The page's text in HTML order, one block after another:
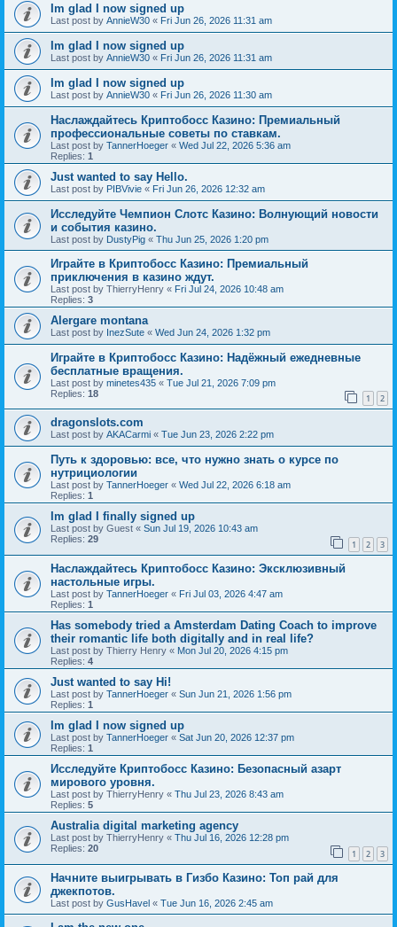
Im glad I now signed up
Last post by AnnieW30 « Fri Jun 26, 2026 11:31 am
Im glad I now signed up
Last post by AnnieW30 « Fri Jun 26, 2026 11:31 am
Im glad I now signed up
Last post by AnnieW30 « Fri Jun 26, 2026 11:30 am
Наслаждайтесь Криптобосс Казино: Премиальный
профессиональные советы по ставкам.
Last post by TannerHoeger « Wed Jul 22, 2026 5:36 am
Replies: 1
Just wanted to say Hello.
Last post by PIBVivie « Fri Jun 26, 2026 12:32 am
Исследуйте Чемпион Слотс Казино: Волнующий новости
и события казино.
Last post by DustyPig « Thu Jun 25, 2026 1:20 pm
Играйте в Криптобосс Казино: Премиальный
приключения в казино ждут.
Last post by ThierryHenry « Fri Jul 24, 2026 10:48 am
Replies: 3
Alergare montana
Last post by InezSute « Wed Jun 24, 2026 1:32 pm
Играйте в Криптобосс Казино: Надёжный ежедневные
бесплатные вращения.
Last post by minetes435 « Tue Jul 21, 2026 7:09 pm
Replies: 18 1 2
dragonslots.com
Last post by AKACarmi « Tue Jun 23, 2026 2:22 pm
Путь к здоровью: все, что нужно знать о курсе по
нутрициологии
Last post by TannerHoeger « Wed Jul 22, 2026 6:18 am
Replies: 1
Im glad I finally signed up
Last post by Guest « Sun Jul 19, 2026 10:43 am
Replies: 29 1 2 3
Наслаждайтесь Криптобосс Казино: Эксклюзивный
настольные игры.
Last post by TannerHoeger « Fri Jul 03, 2026 4:47 am
Replies: 1
Has somebody tried a Amsterdam Dating Coach to improve
their romantic life both digitally and in real life?
Last post by Thierry Henry « Mon Jul 20, 2026 4:15 pm
Replies: 4
Just wanted to say Hi!
Last post by TannerHoeger « Sun Jun 21, 2026 1:56 pm
Replies: 1
Im glad I now signed up
Last post by TannerHoeger « Sat Jun 20, 2026 12:37 pm
Replies: 1
Исследуйте Криптобосс Казино: Безопасный азарт
мирового уровня.
Last post by ThierryHenry « Thu Jul 23, 2026 8:43 am
Replies: 5
Australia digital marketing agency
Last post by ThierryHenry « Thu Jul 16, 2026 12:28 pm
Replies: 20 1 2 3
Начните выигрывать в Гизбо Казино: Топ рай для
джекпотов.
Last post by GusHavel « Tue Jun 16, 2026 2:45 am